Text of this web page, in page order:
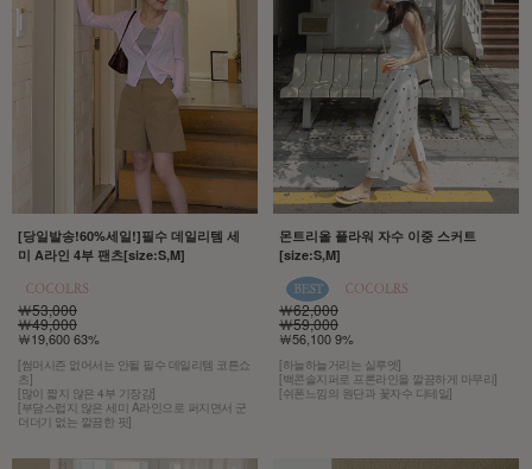
[당일발송!60%세일!]필수 데일리템 세
미 A라인 4부 팬츠[size:S,M]
￦53,000
￦49,000
￦19,600 63%
[썸머시즌 없어서는 안될 필수 데일리템 코튼쇼
츠]
[많이 짧지 않은 4부 기장감]
[부담스럽지 않은 세미 A라인으로 퍼지면서 군
더더기 없는 깔끔한 핏]
몬트리올 플라워 자수 이중 스커트
[size:S,M]
￦62,000
￦59,000
￦56,100 9%
[하늘하늘거리는 실루엣]
[백콘솔지퍼로 프론라인을 깔끔하게 마무리]
[쉬폰느낌의 원단과 꽃자수 디테일]